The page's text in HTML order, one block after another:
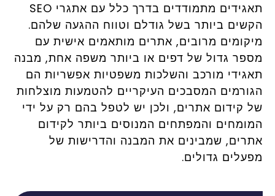
תאגידים מתמודדים בדרך כלל עם אתגרי SEO
הקשים ביותר בשל גודלם וטווח ההגעה שלהם.
מיקומים מרובים, אתרים מותאמים אישית עם
מספר גדול של דפים או ביותר משפה אחת, מבנה
תאגידי מורכב והשלכות משפטיות אפשריות הם
הגורמים המסבכים העיקריים להטמעות מוצלחות
של קידום אתרים, ולכן יש לטפל בהם רק על ידי
המומחים והמפתחים המנוסים ביותר לקידום
אתרים, שמבינים את המבנה והדרישות של
מפעלים גדולים.